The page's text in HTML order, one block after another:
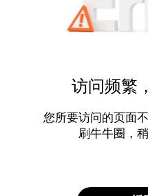
访问频繁
您所要访问的页面
刷牛牛圈，